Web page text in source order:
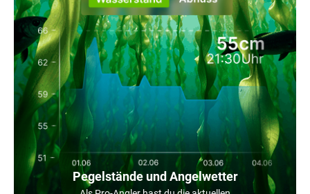
Pegelstände und Angelwetter